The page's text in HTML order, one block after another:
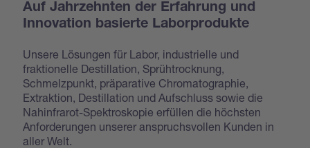
Auf Jahrzehnten der Erfahrung und
Innovation basierte Laborprodukte
Unsere Lösungen für Labor, industrielle und
fraktionelle Destillation, Sprühtrocknung,
Schmelzpunkt, präparative Chromatographie,
Extraktion, Destillation und Aufschluss sowie die
Nahinfrarot-Spektroskopie erfüllen die höchsten
Anforderungen unserer anspruchsvollen Kunden in
aller Welt.